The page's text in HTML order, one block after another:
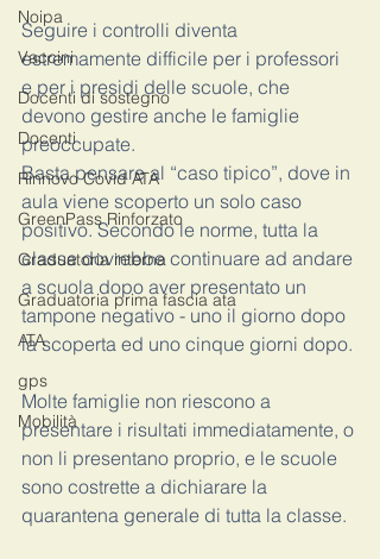
Noipa
Vaccini
Docenti di sostegno
Docenti
Rinnovo Covid ATA
GreenPass Rinforzato
Graduatoria interna
Graduatoria prima fascia ata
ATA
gps
Mobilità
Seguire i controlli diventa
estremamente difficile per i professori
e per i presidi delle scuole, che
devono gestire anche le famiglie
preoccupate.
Basta pensare al “caso tipico”, dove in
aula viene scoperto un solo caso
positivo. Secondo le norme, tutta la
classe dovrebbe continuare ad andare
a scuola dopo aver presentato un
tampone negativo - uno il giorno dopo
la scoperta ed uno cinque giorni dopo.
Molte famiglie non riescono a
presentare i risultati immediatamente, o
non li presentano proprio, e le scuole
sono costrette a dichiarare la
quarantena generale di tutta la classe.